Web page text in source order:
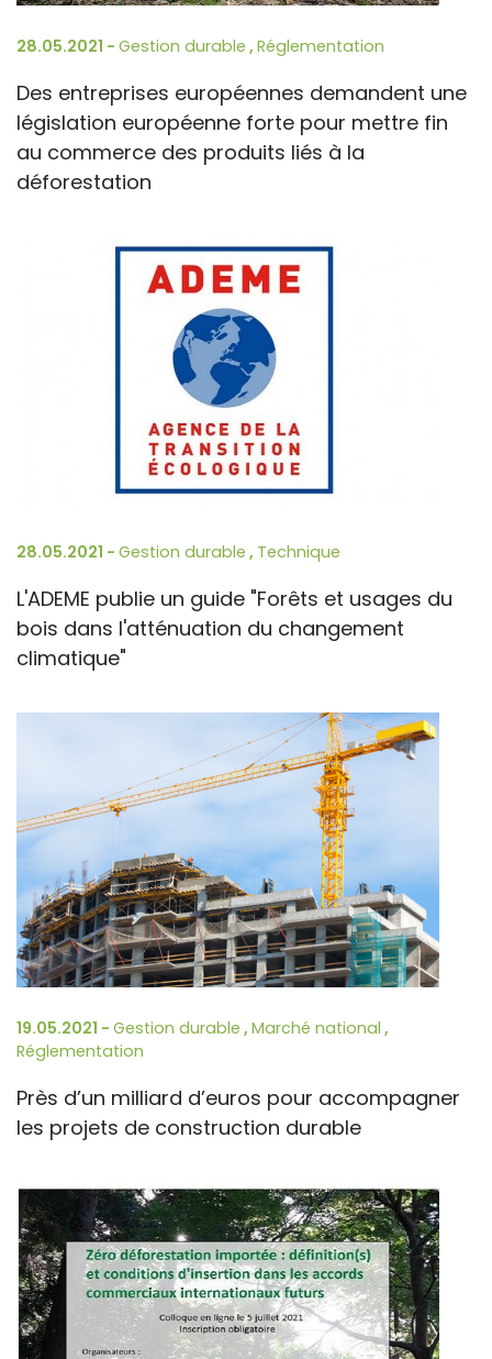
28.05.2021 - Gestion durable , Réglementation
Des entreprises européennes demandent une
législation européenne forte pour mettre fin
au commerce des produits liés à la
déforestation
28.05.2021 - Gestion durable , Technique
L'ADEME publie un guide "Forêts et usages du
bois dans l'atténuation du changement
climatique"
19.05.2021 - Gestion durable , Marché national ,
Réglementation
Près d’un milliard d’euros pour accompagner
les projets de construction durable